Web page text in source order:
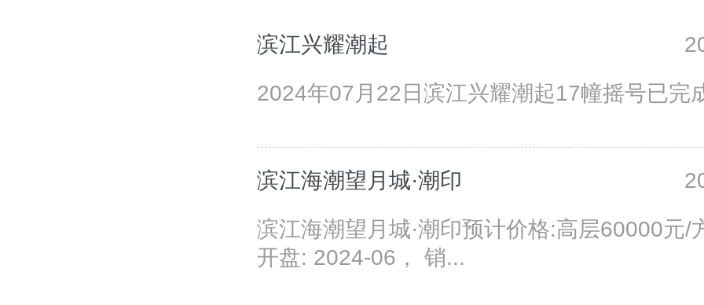
滨江兴耀潮起
2024年07月22日滨江兴耀潮起17幢摇号已完
滨江海潮望月城·潮印
滨江海潮望月城·潮印预计价格:高层60000元/
开盘: 2024-06， 销...